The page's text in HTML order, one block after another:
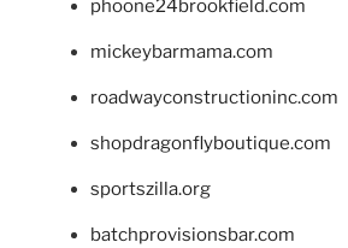
phoone24brookfield.com
mickeybarmama.com
roadwayconstructioninc.com
shopdragonflyboutique.com
sportszilla.org
batchprovisionsbar.com